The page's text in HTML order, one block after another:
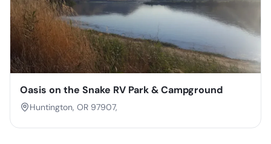
Oasis on the Snake RV Park & Campground
Huntington, OR 97907,